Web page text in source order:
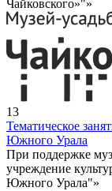
Чайковского»"»
13
Тематическое
Южного Урала
При поддержке
учреждение
Южного Урала"»